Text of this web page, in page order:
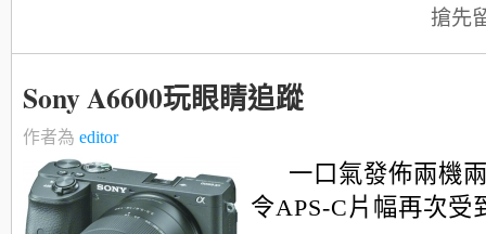
搶先
Sony A6600玩眼睛追蹤
作者為 editor
一口氣發佈兩機
令APS-C片幅再次受